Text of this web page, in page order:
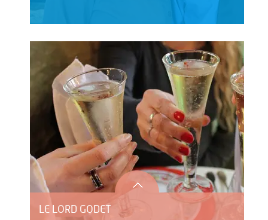
LE LORD GODET